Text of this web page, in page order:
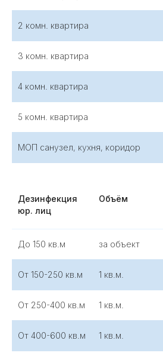
2 комн. квартира
3 комн. квартира
4 комн. квартира
5 комн. квартира
МОП санузел, кухня, коридор
Дезинфекция
юр. лиц
Объём
До 150 кв.м за объект
От 150-250 кв.м 1 кв.м.
От 250-400 кв.м 1 кв.м.
От 400-600 кв.м 1 кв.м.
САНЭПИДЕМСТАНЦИЕЙ
2 часов
качества
Безопасные для всех
препараты